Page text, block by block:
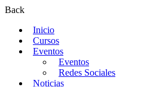
Back
Inicio
Cursos
Eventos
Eventos
Redes Sociales
Noticias